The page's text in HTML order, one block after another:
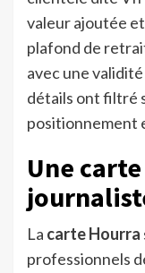
valeur ajoutée
plafond de
avec une
détails ont filtré
positionnement
Une
La carte Hourra
professionnels